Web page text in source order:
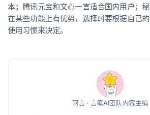
本；腾讯元宝和文心一言适合国内用户；
在某些功能上有优势，选择时要根据自己
使用习惯来决定。
阿言 · 言笔AI团队内容主编